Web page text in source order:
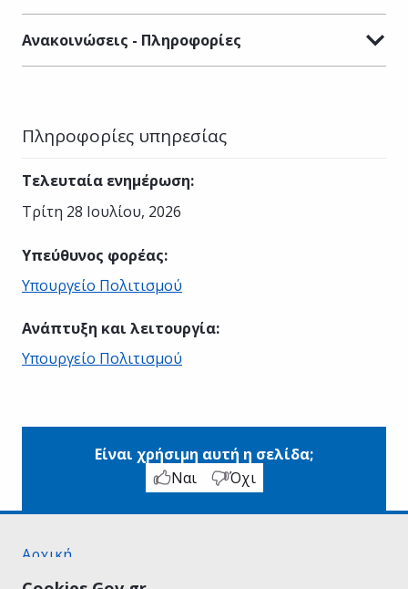
Ανακοινώσεις - Πληροφορίες
Πληροφορίες υπηρεσίας
Τελευταία ενημέρωση:
Τρίτη 28 Ιουλίου, 2026
Υπεύθυνος φορέας:
Υπουργείο Πολιτισμού
Ανάπτυξη και λειτουργία:
Υπουργείο Πολιτισμού
Είναι χρήσιμη αυτή η σελίδα;
Ναι
Όχι
Αρχική